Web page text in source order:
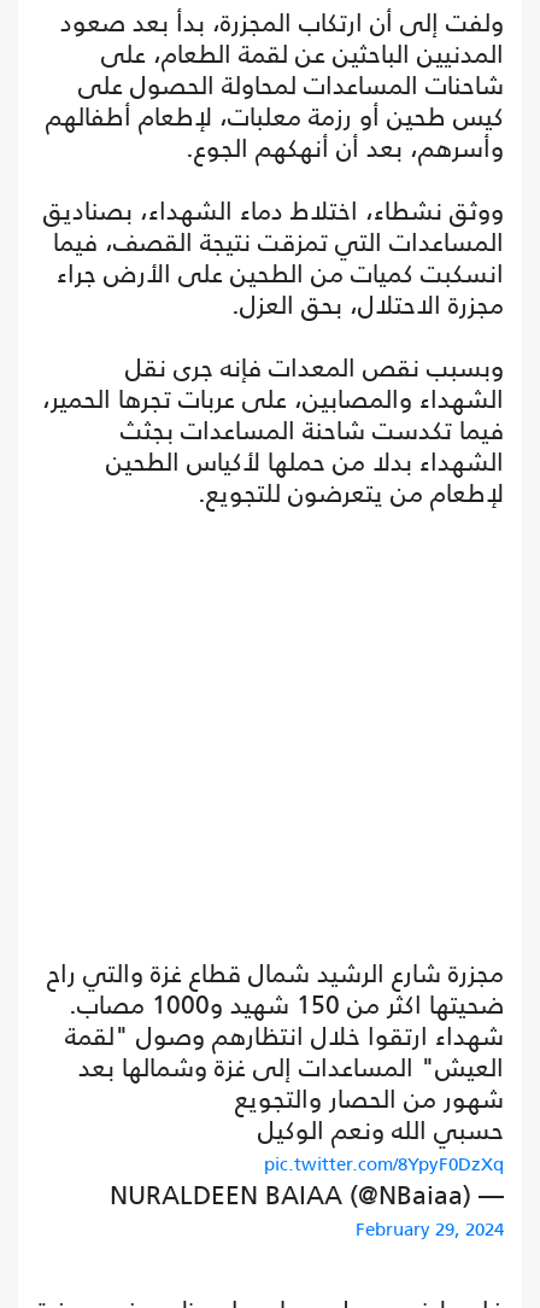
ولفت إلى أن ارتكاب المجزرة، بدأ بعد صعود
المدنيين الباحثين عن لقمة الطعام، على
شاحنات المساعدات لمحاولة الحصول على
كيس طحين أو رزمة معلبات، لإطعام أطفالهم
وأسرهم، بعد أن أنهكهم الجوع.
ووثق نشطاء، اختلاط دماء الشهداء، بصناديق
المساعدات التي تمزقت نتيجة القصف، فيما
انسكبت كميات من الطحين على الأرض جراء
مجزرة الاحتلال، بحق العزل.
وبسبب نقص المعدات فإنه جرى نقل
الشهداء والمصابين، على عربات تجرها الحمير،
فيما تكدست شاحنة المساعدات بجثث
الشهداء بدلا من حملها لأكياس الطحين
لإطعام من يتعرضون للتجويع.
مجزرة شارع الرشيد شمال قطاع غزة والتي راح
ضحيتها اكثر من 150 شهيد و1000 مصاب.
شهداء ارتقوا خلال انتظارهم وصول "لقمة
العيش" المساعدات إلى غزة وشمالها بعد
شهور من الحصار والتجويع
حسبي الله ونعم الوكيل
pic.twitter.com/8YpyF0DzXq
— NURALDEEN BAIAA (@NBaiaa)
February 29, 2024